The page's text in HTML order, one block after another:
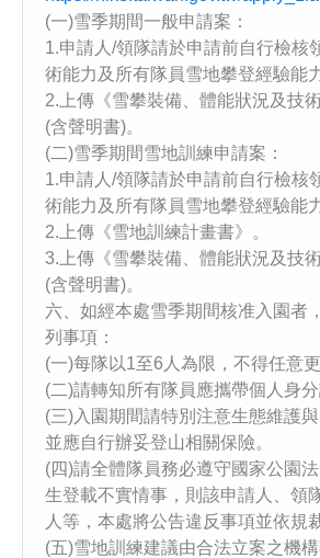
(一)雪季期間一般申請案：
1.申請人/領隊請於申請前自行檢核
術能力及所有隊員雪地攀登經驗能力
2.上傳《雪攀裝備、體能狀況及技
(含聲明書)。
(二)雪季期間雪地訓練申請案：
1.申請人/領隊請於申請前自行檢核
術能力及所有隊員雪地攀登經驗能力
2.上傳《雪地訓練計畫書》。
3.上傳《雪攀裝備、體能狀況及技
(含聲明書)。
六、如經本處雪季期間核准入園者
列事項：
(一)每隊以1至6人為限，不得任意更
(二)請轉知所有隊員應攜帶個人身分
(三)入園期間請特別注意生態維護與
並應自行辦妥登山相關保險。
(四)請全體隊員務必遵守國家公園
生登載不實情事，則該申請人、領
人等，本處將公告違反事項並依規
(五)雪地訓練建議由合法立案之機